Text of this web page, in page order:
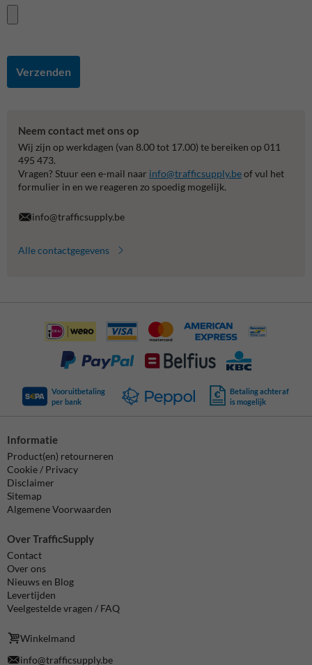
Verzenden
Neem contact met ons op
Wij zijn op werkdagen (van 8.00 tot 17.00) te bereiken op 011
495 473.
Vragen? Stuur een e-mail naar info@trafficsupply.beof vul het
formulier in en we reageren zo spoedig mogelijk.
info@trafficsupply.be
Alle contactgegevens
Vooruitbetaling
per bank
Betaling achteraf
is mogelijk
Informatie
Product(en) retourneren
Cookie / Privacy
Disclaimer
Sitemap
Algemene Voorwaarden
Over TrafficSupply
Contact
Over ons
Nieuws en Blog
Levertijden
Veelgestelde vragen / FAQ
Winkelmand
info@trafficsupply.be